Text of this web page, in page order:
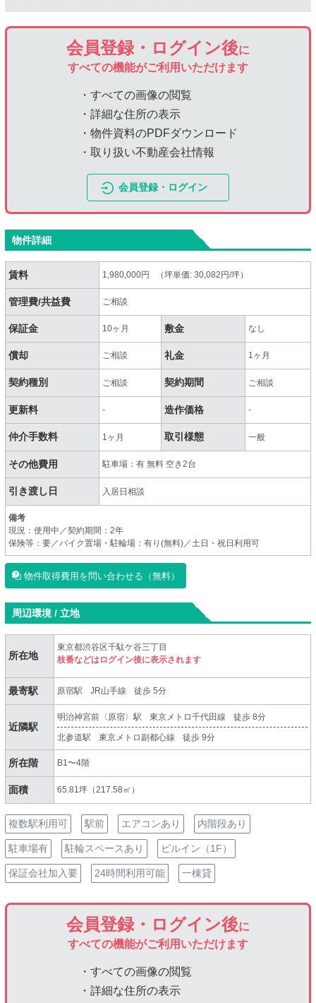
会員登録・ログイン後に
すべての機能がご利用いただけます
・すべての画像の閲覧
・詳細な住所の表示
・物件資料のPDFダウンロード
・取り扱い不動産会社情報
会員登録・ログイン
物件詳細
賃料 1,980,000円 （坪単価: 30,082円/坪）
管理費/共益費 ご相談
保証金 10ヶ月 敷金 なし
償却 ご相談 礼金 1ヶ月
契約種別 ご相談 契約期間 ご相談
更新料 - 造作価格 -
仲介手数料 1ヶ月 取引様態 一般
その他費用 駐車場：有 無料 空き2台
引き渡し日 入居日相談
備考
現況：使用中／契約期間：2年
保険等：要／バイク置場・駐輪場：有り(無料)／土日・祝日利用可
物件取得費用を問い合わせる（無料）
周辺環境 / 立地
所在地
東京都渋谷区千駄ケ谷三丁目
枝番などはログイン後に表示されます
最寄駅 原宿駅 JR山手線 徒歩 5分
近隣駅
明治神宮前〈原宿〉駅 東京メトロ千代田線 徒歩 8分
北参道駅 東京メトロ副都心線 徒歩 9分
所在階 B1〜4階
面積 65.81坪（217.58㎡）
複数駅利用可 駅前 エアコンあり 内階段あり
駐車場有 駐輪スペースあり ビルイン（1F）
保証会社加入要 24時間利用可能 一棟貸
会員登録・ログイン後に
すべての機能がご利用いただけます
・すべての画像の閲覧
・詳細な住所の表示